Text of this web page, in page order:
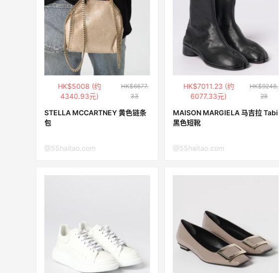
HK$5008 (约
4340.93元)
HK$6677.
33
STELLA MCCARTNEY 黄色链条
包
@55haitao.com
HK$7011.23 (约
6077.33元)
HK$9248.
28
MAISON MARGIELA 马吉拉 Tabi
黑色短靴
@55haitao.com
Belly Bandit
4%返利
42人获得返利
TIMEBEAM (US)
最高10%返利
282人获得返利
85人获得返利
柏瑞美黑瓶和白瓶哪个好用？混油皮选了
黑瓶
08月05日 1